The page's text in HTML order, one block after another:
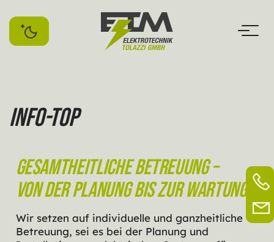
to
content
Info-top
Gesamtheitliche Betreuung –
von der Planung bis zur Wartung
Wir setzen auf individuelle und ganzheitliche
Betreuung, sei es bei der Planung und